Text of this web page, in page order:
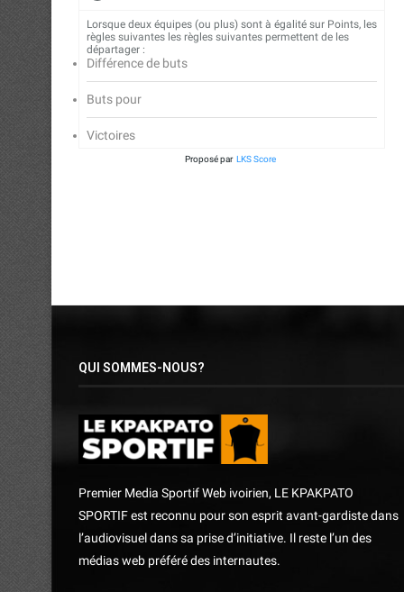
Lorsque deux équipes (ou plus) sont à égalité sur Points, les
règles suivantes les règles suivantes permettent de les
départager :
Différence de buts
Buts pour
Victoires
Proposé par LKS Score
QUI SOMMES-NOUS?
Premier Media Sportif Web ivoirien, LE KPAKPATO
SPORTIF est reconnu pour son esprit avant-gardiste dans
l’audiovisuel dans sa prise d’initiative. Il reste l’un des
médias web préféré des internautes.